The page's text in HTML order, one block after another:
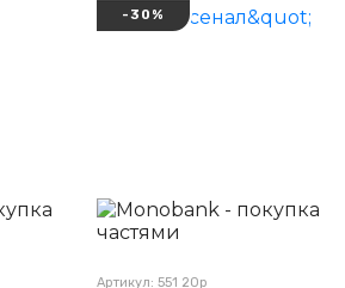
-30%
Артикул: 551 20р